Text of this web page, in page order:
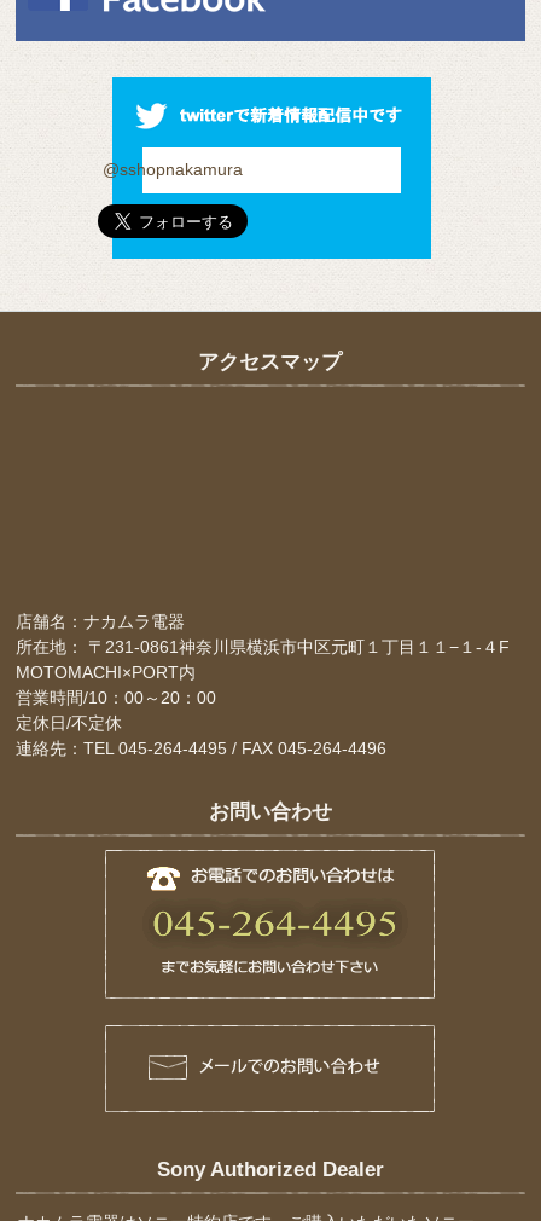
@sshopnakamura
アクセスマップ
店舗名：ナカムラ電器
所在地： 〒231-0861神奈川県横浜市中区元町１丁目１１−１-４F
MOTOMACHI×PORT内
営業時間/10：00～20：00
定休日/不定休
連絡先：TEL 045-264-4495 / FAX 045-264-4496
お問い合わせ
Sony Authorized Dealer